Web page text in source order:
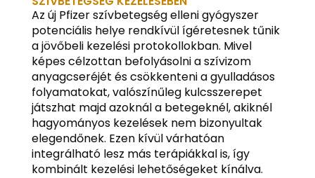
Az új Pfizer szívbetegség elleni gyógyszer
potenciális helye rendkívül ígéretesnek tűnik
a jövőbeli kezelési protokollokban. Mivel
képes célzottan befolyásolni a szívizom
anyagcseréjét és csökkenteni a gyulladásos
folyamatokat, valószínűleg kulcsszerepet
játszhat majd azoknál a betegeknél, akiknél
hagyományos kezelések nem bizonyultak
elegendőnek. Ezen kívül várhatóan
integrálható lesz más terápiákkal is, így
kombinált kezelési lehetőségeket kínálva.